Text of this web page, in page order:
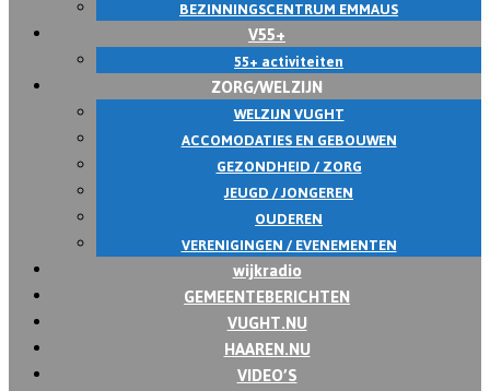
BEZINNINGSCENTRUM EMMAUS
V55+
55+ activiteiten
ZORG/WELZIJN
WELZIJN VUGHT
ACCOMODATIES EN GEBOUWEN
GEZONDHEID / ZORG
JEUGD / JONGEREN
OUDEREN
VERENIGINGEN / EVENEMENTEN
wijkradio
GEMEENTEBERICHTEN
VUGHT.NU
HAAREN.NU
VIDEO’S